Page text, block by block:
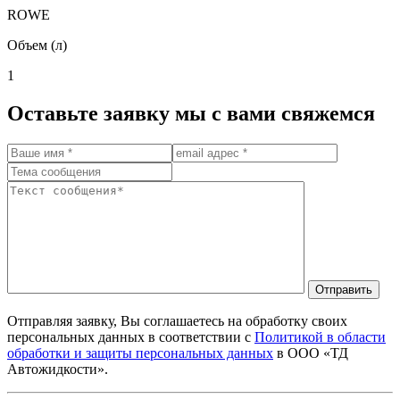
ROWE
Объем (л)
1
Оставьте заявку мы с вами свяжемся
Отправить
Отправляя заявку, Вы соглашаетесь на обработку своих
персональных данных в соответствии с Политикой в области
обработки и защиты персональных данных в ООО «ТД
Автожидкости».